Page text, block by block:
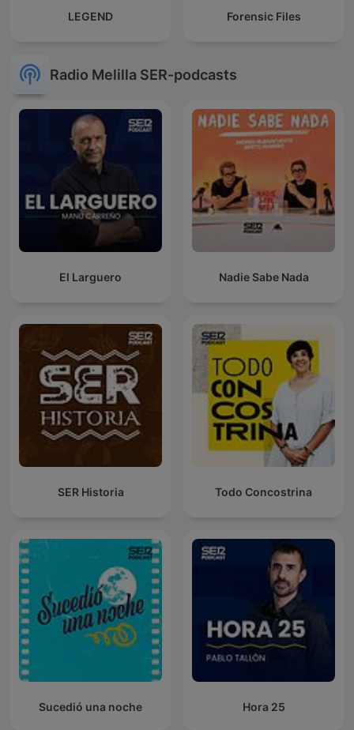
LEGEND Forensic Files
Radio Melilla SER-podcasts
El Larguero Nadie Sabe Nada
SER Historia Todo Concostrina
Sucedió una noche Hora 25